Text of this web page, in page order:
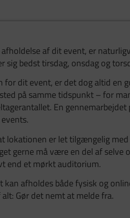
af dit event, er
sig bedst tirsdag, onsdag og
dit event, er det dog altid en
på samme tidspunkt – for
En
lokationen er let tilgængelig
gerne må være en del af
end et mørkt auditorium.
kan afholdes både fysisk og
Gør det nemt at melde fra.